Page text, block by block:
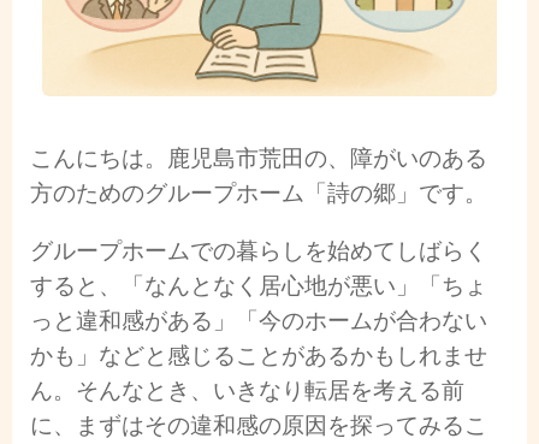
こんにちは。鹿児島市荒田の、障がいのある
方のためのグループホーム「詩の郷」です。
グループホームでの暮らしを始めてしばらく
すると、「なんとなく居心地が悪い」「ちょ
っと違和感がある」「今のホームが合わない
かも」などと感じることがあるかもしれませ
ん。そんなとき、いきなり転居を考える前
に、まずはその違和感の原因を探ってみるこ